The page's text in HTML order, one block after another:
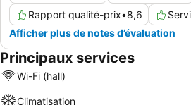
Rapport qualité-prix•8,6
Afficher plus de notes d’évaluation
Principaux services
Wi-Fi (hall)
Climatisation